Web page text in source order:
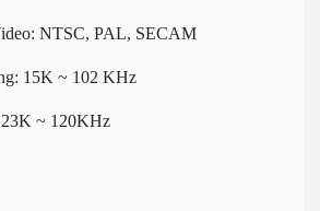
NTSC, PAL, SECAM
15K ~ 102 KHz
23K ~ 120KHz